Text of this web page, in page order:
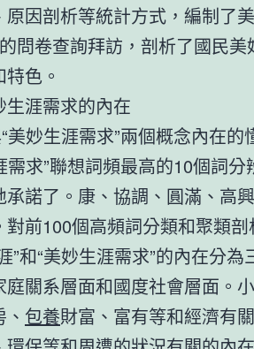
因剖析等統計方式，編制了
問卷查詢拜訪，剖析了國民美
色。
涯需求的內在
妙生涯需求”兩個概念內在的
需求”聯想詞頻最高的10個詞分
諾了。康、協調、圓滿、高
前100個高頻詞分類和聚類剖
”和“美妙生涯需求”的內在分為
庭關系層面和國度社會層面。
包養財富、富有等和經濟有